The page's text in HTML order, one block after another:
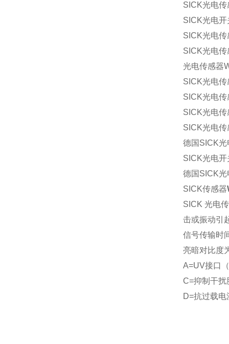
SICK光电
SICK光电开
SICK光电传
SICK光电传
光电传感器
SICK光电传
SICK光电传
SICK光电传
SICK光电传
德国SICK光
SICK光电开
德国SICK光
SICK传感器
SICK 光电
击或振动引
信号传输时
亮暗对比度
A=UV接口
C=抑制干扰
D=抗过载